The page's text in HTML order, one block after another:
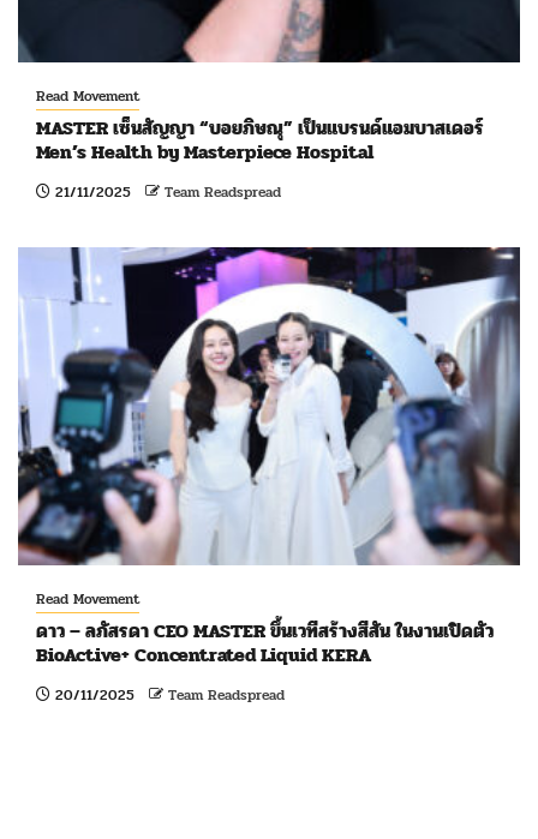
Read Movement
MASTER เซ็นสัญญา “บอยภิษณุ” เป็นแบรนด์แอมบาสเดอร์
Men’s Health by Masterpiece Hospital
21/11/2025 Team Readspread
Read Movement
ดาว – ลภัสรดา CEO MASTER ขึ้นเวทีสร้างสีสัน ในงานเปิดตัว
BioActive+ Concentrated Liquid KERA
20/11/2025 Team Readspread